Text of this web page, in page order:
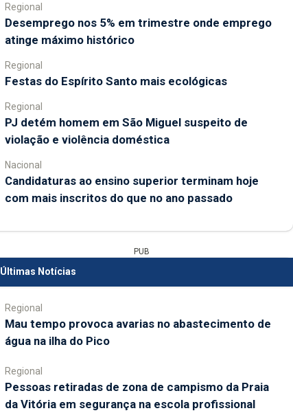
Regional
Desemprego nos 5% em trimestre onde emprego
atinge máximo histórico
Regional
Festas do Espírito Santo mais ecológicas
Regional
PJ detém homem em São Miguel suspeito de
violação e violência doméstica
Nacional
Candidaturas ao ensino superior terminam hoje
com mais inscritos do que no ano passado
PUB
Últimas Notícias
Regional
Mau tempo provoca avarias no abastecimento de
água na ilha do Pico
Regional
Pessoas retiradas de zona de campismo da Praia
da Vitória em segurança na escola profissional